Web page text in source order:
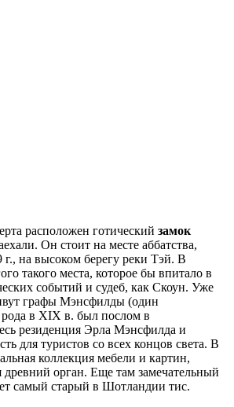
расположен готический замок
Он стоит на месте аббатства,
г., на высоком берегу реки Тэй. В
такого места, которое бы впитало в
событий и судеб, как Скоун. Уже
графы Мэнсфилды (один
рода в XIX в. был послом в
резиденция Эрла Мэнсфилда и
для туристов со всех концов света. В
коллекция мебели и картин,
древний орган. Еще там замечательный
самый старый в Шотландии тис.